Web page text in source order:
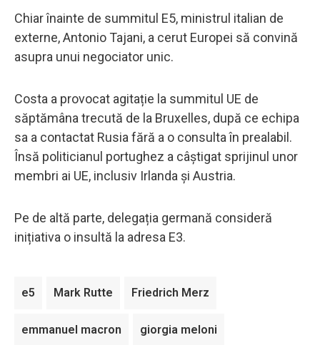
Chiar înainte de summitul E5, ministrul italian de
externe, Antonio Tajani, a cerut Europei să convină
asupra unui negociator unic.
Costa a provocat agitație la summitul UE de
săptămâna trecută de la Bruxelles, după ce echipa
sa a contactat Rusia fără a o consulta în prealabil.
Însă politicianul portughez a câștigat sprijinul unor
membri ai UE, inclusiv Irlanda și Austria.
Pe de altă parte, delegația germană consideră
inițiativa o insultă la adresa E3.
e5 Mark Rutte Friedrich Merz
emmanuel macron giorgia meloni